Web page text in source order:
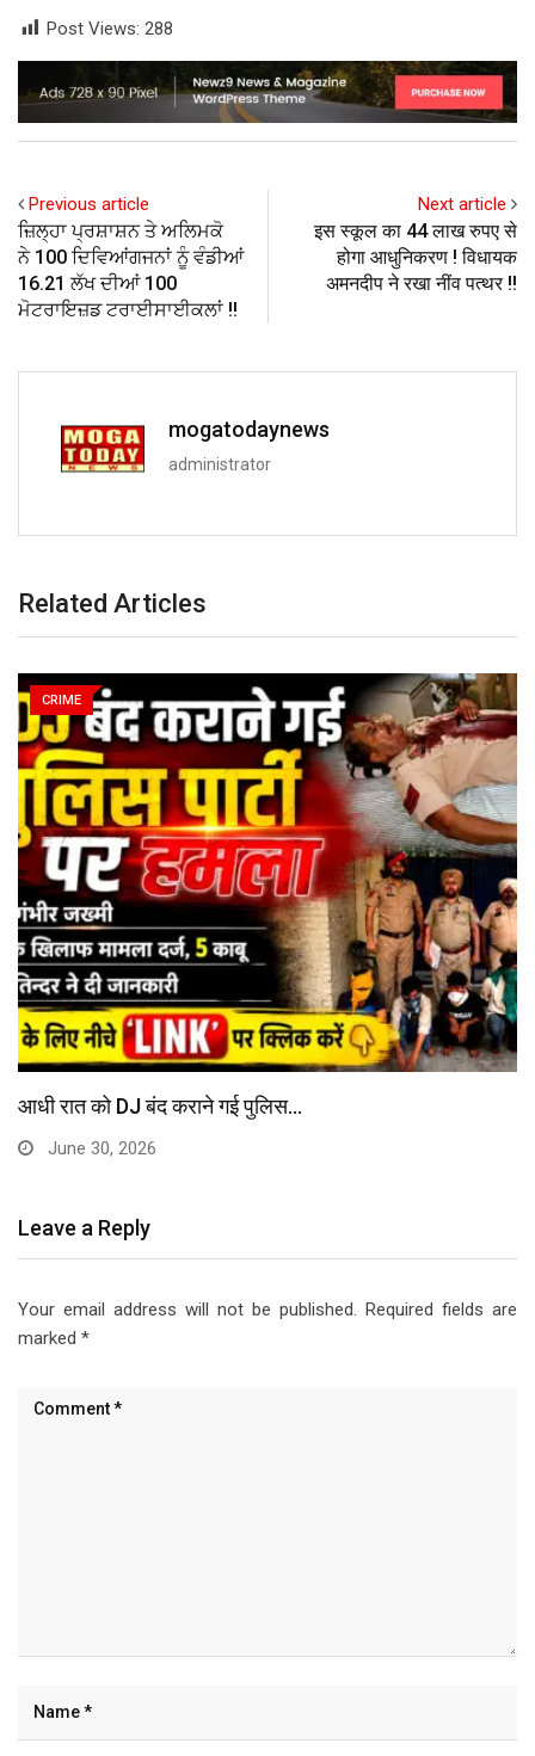
Post Views: 288
Previous article
ਜ਼ਿਲ੍ਹਾ ਪ੍ਰਸ਼ਾਸ਼ਨ ਤੇ ਅਲਿਮਕੋ
ਨੇ 100 ਦਿਵਿਆਂਗਜਨਾਂ ਨੂੰ ਵੰਡੀਆਂ
16.21 ਲੱਖ ਦੀਆਂ 100
ਮੋਟਰਾਇਜ਼ਡ ਟਰਾਈਸਾਈਕਲਾਂ !!
Next article
इस स्कूल का 44 लाख रुपए से
होगा आधुनिकरण ! विधायक
अमनदीप ने रखा नींव पत्थर !!
mogatodaynews
administrator
Related Articles
CRIME
आधी रात को DJ बंद कराने गई पुलिस…
June 30, 2026
Leave a Reply
Your email address will not be published. Required fields are
marked *